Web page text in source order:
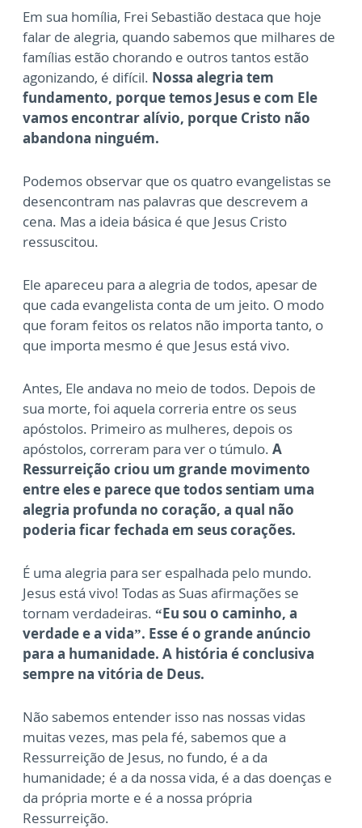
Em sua homília, Frei Sebastião destaca que hoje
falar de alegria, quando sabemos que milhares de
famílias estão chorando e outros tantos estão
agonizando, é difícil. Nossa alegria tem
fundamento, porque temos Jesus e com Ele
vamos encontrar alívio, porque Cristo não
abandona ninguém.
Podemos observar que os quatro evangelistas se
desencontram nas palavras que descrevem a
cena. Mas a ideia básica é que Jesus Cristo
ressuscitou.
Ele apareceu para a alegria de todos, apesar de
que cada evangelista conta de um jeito. O modo
que foram feitos os relatos não importa tanto, o
que importa mesmo é que Jesus está vivo.
Antes, Ele andava no meio de todos. Depois de
sua morte, foi aquela correria entre os seus
apóstolos. Primeiro as mulheres, depois os
apóstolos, correram para ver o túmulo. A
Ressurreição criou um grande movimento
entre eles e parece que todos sentiam uma
alegria profunda no coração, a qual não
poderia ficar fechada em seus corações.
É uma alegria para ser espalhada pelo mundo.
Jesus está vivo! Todas as Suas afirmações se
tornam verdadeiras. “Eu sou o caminho, a
verdade e a vida”. Esse é o grande anúncio
para a humanidade. A história é conclusiva
sempre na vitória de Deus.
Não sabemos entender isso nas nossas vidas
muitas vezes, mas pela fé, sabemos que a
Ressurreição de Jesus, no fundo, é a da
humanidade; é a da nossa vida, é a das doenças e
da própria morte e é a nossa própria
Ressurreição.